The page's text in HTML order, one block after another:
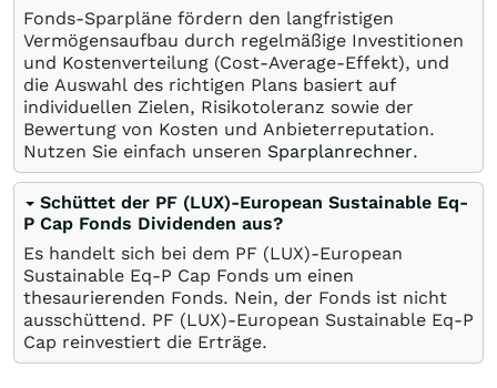
Fonds-Sparpläne fördern den langfristigen
Vermögensaufbau durch regelmäßige Investitionen
und Kostenverteilung (Cost-Average-Effekt), und
die Auswahl des richtigen Plans basiert auf
individuellen Zielen, Risikotoleranz sowie der
Bewertung von Kosten und Anbieterreputation.
Nutzen Sie einfach unseren Sparplanrechner.
Schüttet der PF (LUX)-European Sustainable Eq-
P Cap Fonds Dividenden aus?
Es handelt sich bei dem PF (LUX)-European
Sustainable Eq-P Cap Fonds um einen
thesaurierenden Fonds. Nein, der Fonds ist nicht
ausschüttend. PF (LUX)-European Sustainable Eq-P
Cap reinvestiert die Erträge.